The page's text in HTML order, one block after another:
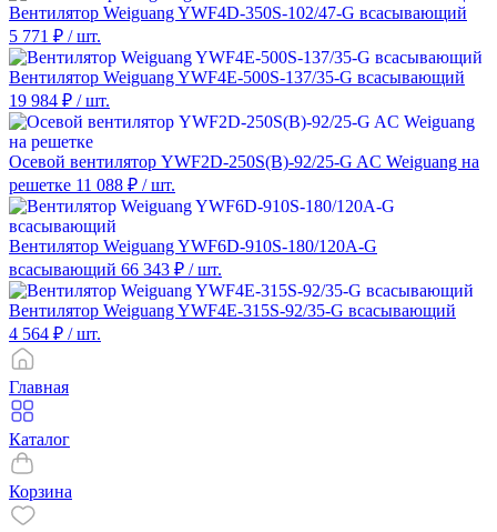
Вентилятор Weiguang YWF4D-350S-102/47-G всасывающий
5 771 ₽ / шт.
Вентилятор Weiguang YWF4E-500S-137/35-G всасывающий
19 984 ₽ / шт.
Осевой вентилятор YWF2D-250S(B)-92/25-G AC Weiguang на
решетке 11 088 ₽ / шт.
Вентилятор Weiguang YWF6D-910S-180/120A-G
всасывающий 66 343 ₽ / шт.
Вентилятор Weiguang YWF4E-315S-92/35-G всасывающий
4 564 ₽ / шт.
Главная
Каталог
Корзина